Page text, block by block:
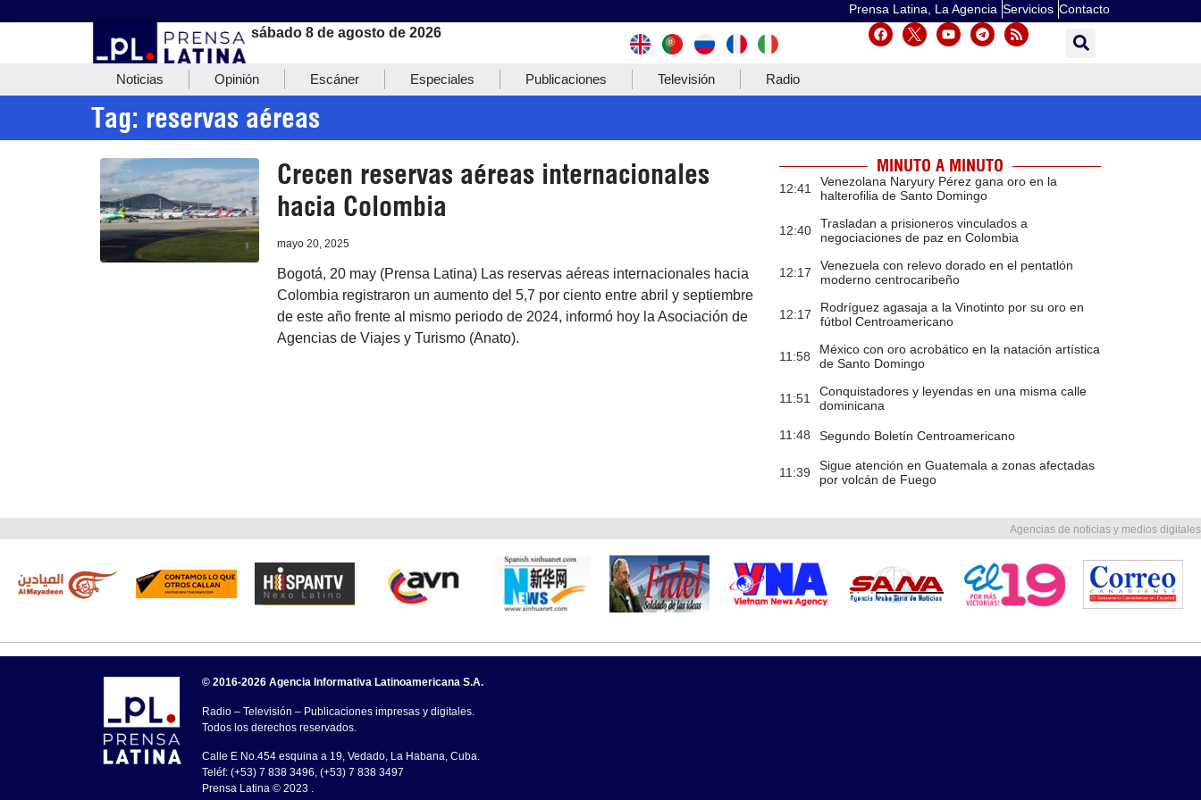
Prensa Latina, La Agencia Servicios Contacto
sábado 8 de agosto de 2026
Noticias Opinión Escáner Especiales Publicaciones Televisión Radio
Tag: reservas aéreas
Crecen reservas aéreas internacionales
hacia Colombia
mayo 20, 2025
Bogotá, 20 may (Prensa Latina) Las reservas aéreas internacionales hacia
Colombia registraron un aumento del 5,7 por ciento entre abril y septiembre
de este año frente al mismo periodo de 2024, informó hoy la Asociación de
Agencias de Viajes y Turismo (Anato).
MINUTO A MINUTO
12:41
Venezolana Naryury Pérez gana oro en la
halterofilia de Santo Domingo
12:40
Trasladan a prisioneros vinculados a
negociaciones de paz en Colombia
12:17
Venezuela con relevo dorado en el pentatlón
moderno centrocaribeño
12:17
Rodríguez agasaja a la Vinotinto por su oro en
fútbol Centroamericano
11:58
México con oro acrobático en la natación artística
de Santo Domingo
11:51
Conquistadores y leyendas en una misma calle
dominicana
11:48 Segundo Boletín Centroamericano
11:39
Sigue atención en Guatemala a zonas afectadas
por volcán de Fuego
Agencias de noticias y medios digitales
© 2016-2026 Agencia Informativa Latinoamericana S.A.
Radio – Televisión – Publicaciones impresas y digitales.
Todos los derechos reservados.
Calle E No.454 esquina a 19, Vedado, La Habana, Cuba.
Teléf: (+53) 7 838 3496, (+53) 7 838 3497
Prensa Latina © 2023 .